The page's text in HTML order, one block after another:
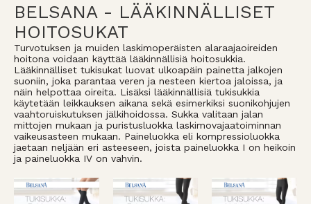
BELSANA - LÄÄKINNÄLLISET
HOITOSUKAT
Turvotuksen ja muiden laskimoperäisten alaraajaoireiden
hoitona voidaan käyttää lääkinnällisiä hoitosukkia.
Lääkinnälliset tukisukat luovat ulkoapäin painetta jalkojen
suoniin, joka parantaa veren ja nesteen kiertoa jaloissa, ja
näin helpottaa oireita. Lisäksi lääkinnällisiä tukisukkia
käytetään leikkauksen aikana sekä esimerkiksi suonikohjujen
vaahtoruiskutuksen jälkihoidossa. Sukka valitaan jalan
mittojen mukaan ja puristusluokka laskimovajaatoiminnan
vaikeusasteen mukaan. Paineluokka eli kompressioluokka
jaetaan neljään eri asteeseen, joista paineluokka I on heikoin
ja paineluokka IV on vahvin.